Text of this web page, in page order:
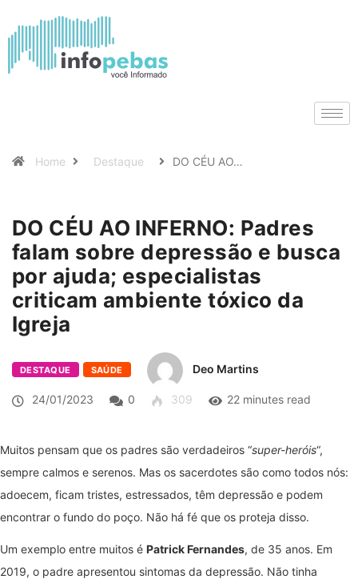
Home Destaque DO CÉU AO…
DO CÉU AO INFERNO: Padres
falam sobre depressão e busca
por ajuda; especialistas
criticam ambiente tóxico da
Igreja
DESTAQUE SAÚDE Deo Martins
24/01/2023 0 309 22 minutes read
Muitos pensam que os padres são verdadeiros “super-heróis“,
sempre calmos e serenos. Mas os sacerdotes são como todos nós:
adoecem, ficam tristes, estressados, têm depressão e podem
encontrar o fundo do poço. Não há fé que os proteja disso.
Um exemplo entre muitos é Patrick Fernandes, de 35 anos. Em
2019, o padre apresentou sintomas da depressão. Não tinha